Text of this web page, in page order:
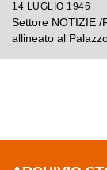
14 LUGLIO 1946
Settore NOTIZIE /
allineato al